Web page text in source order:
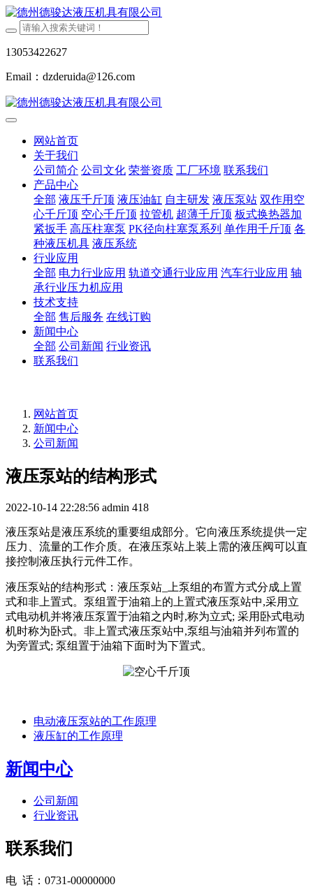
13053422627
Email：dzderuida@126.com
网站首页
关于我们
公司简介 公司文化 荣誉资质 工厂环境 联系我们
产品中心
全部 液压千斤顶 液压油缸 自主研发 液压泵站 双作用空
心千斤顶 空心千斤顶 拉管机 超薄千斤顶 板式换热器加
紧扳手 高压柱塞泵 PK径向柱塞泵系列 单作用千斤顶 各
种液压机具 液压系统
行业应用
全部 电力行业应用 轨道交通行业应用 汽车行业应用 轴
承行业压力机应用
技术支持
全部 售后服务 在线订购
新闻中心
全部 公司新闻 行业资讯
联系我们
网站首页
新闻中心
公司新闻
液压泵站的结构形式
2022-10-14 22:28:56 admin 418
液压泵站是液压系统的重要组成部分。它向液压系统提供一定
压力、流量的工作介质。在液压泵站上装上需的液压阀可以直
接控制液压执行元件工作。
液压泵站的结构形式：液压泵站_上泵组的布置方式分成上置
式和非上置式。泵组置于油箱上的上置式液压泵站中,采用立
式电动机并将液压泵置于油箱之内时,称为立式; 采用卧式电动
机时称为卧式。非上置式液压泵站中,泵组与油箱并列布置的
为旁置式; 泵组置于油箱下面时为下置式。
电动液压泵站的工作原理
液压缸的工作原理
新闻中心
公司新闻
行业资讯
联系我们
电 话：0731-00000000